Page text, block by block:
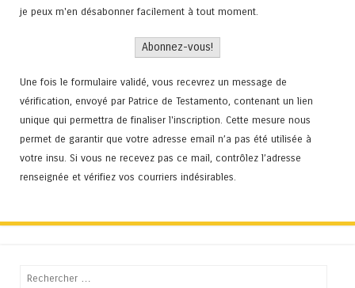
je peux m'en désabonner facilement à tout moment.
Une fois le formulaire validé, vous recevrez un message de
vérification, envoyé par Patrice de Testamento, contenant un lien
unique qui permettra de finaliser l'inscription. Cette mesure nous
permet de garantir que votre adresse email n’a pas été utilisée à
votre insu. Si vous ne recevez pas ce mail, contrôlez l’adresse
renseignée et vérifiez vos courriers indésirables.
Recherche